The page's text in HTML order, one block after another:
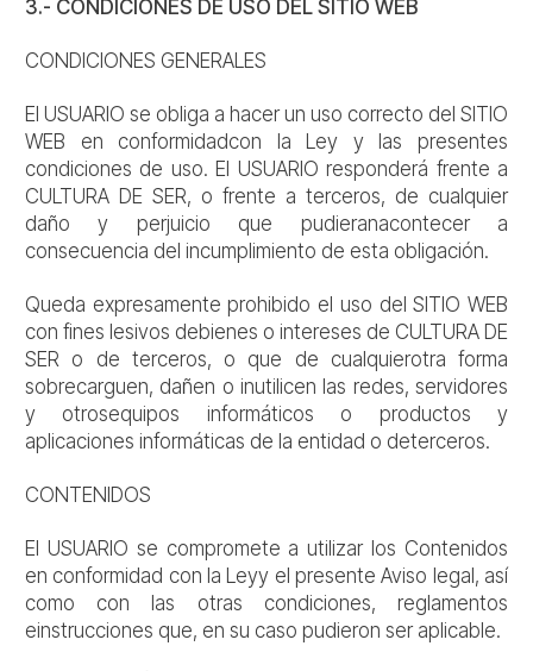
3.- CONDICIONES DE USO DEL SITIO WEB
CONDICIONES GENERALES
El USUARIO se obliga a hacer un uso correcto del SITIO
WEB en conformidadcon la Ley y las presentes
condiciones de uso. El USUARIO responderá frente a
CULTURA DE SER, o frente a terceros, de cualquier
daño y perjuicio que pudieranacontecer a
consecuencia del incumplimiento de esta obligación.
Queda expresamente prohibido el uso del SITIO WEB
con fines lesivos debienes o intereses de CULTURA DE
SER o de terceros, o que de cualquierotra forma
sobrecarguen, dañen o inutilicen las redes, servidores
y otrosequipos informáticos o productos y
aplicaciones informáticas de la entidad o deterceros.
CONTENIDOS
El USUARIO se compromete a utilizar los Contenidos
en conformidad con la Leyy el presente Aviso legal, así
como con las otras condiciones, reglamentos
einstrucciones que, en su caso pudieron ser aplicable.